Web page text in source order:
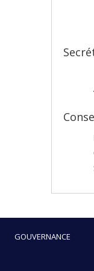
GOUVERNANCE